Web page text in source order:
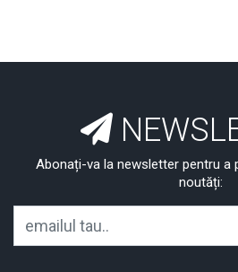
Abonați-va la newsletter pentru a
noutăți: